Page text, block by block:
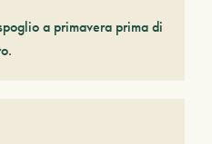
a primavera prima di